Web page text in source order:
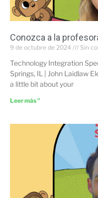
Conozca a la
9 de octubre de 2024 Sin
Technology Integration
Springs, IL | John Laidlaw
a little bit about your
Leer más "